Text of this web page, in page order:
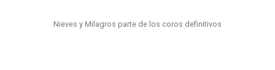
Nieves y Milagros parte de los coros definitivos